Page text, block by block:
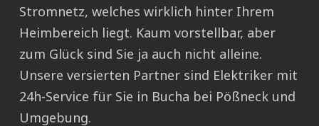
Stromnetz, welches wirklich hinter Ihrem
Heimbereich liegt. Kaum vorstellbar, aber
zum Glück sind Sie ja auch nicht alleine.
Unsere versierten Partner sind Elektriker mit
24h-Service für Sie in Bucha bei Pößneck und
Umgebung.